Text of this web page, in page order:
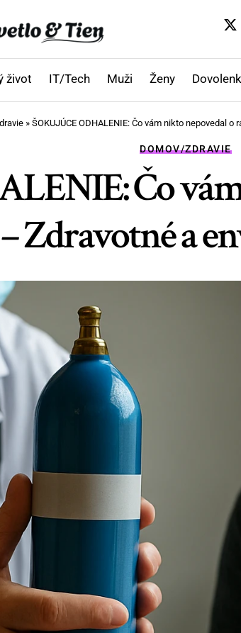
život IT/Tech Muži Ženy
» ŠOKUJÚCE ODHALENIE: Čo vám nikto nepovedal
DOMOV/ZDRAVIE
Čo
Zdravotné a